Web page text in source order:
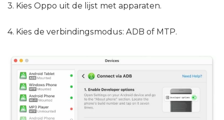
3. Kies Oppo uit de lijst met apparaten.
4. Kies de verbindingsmodus: ADB of MTP.